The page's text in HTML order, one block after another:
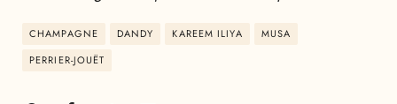
CHAMPAGNE DANDY KAREEM ILIYA
MUSA
PERRIER-JOUËT